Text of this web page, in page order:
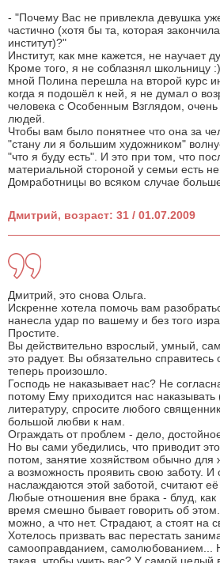
- "Почему Вас не привлекла девушка
частично (хотя бы та, которая
институт)?"
Институт, как мне кажется, не научает
Кроме того, я не соблазнял школьницу
мной Полина перешла на второй курс
когда я подошёл к ней, я не думал о
человека с Особенным Взглядом, очень
людей.
Чтобы вам было понятнее что она за
"стану ли я большим художником"
"что я буду есть". И это при том, что
материальной стороной у семьи есть
Домработницы во всяком случае
Дмитрий, возраст: 31 / 01.07.2009
Дмитрий, это снова Ольга.
Искренне хотела помочь вам
нанесла удар по вашему и без того
Простите.
Вы действительно взрослый, умный,
это радует. Вы обязательно справитесь
теперь произошло.
Господь не наказывает нас? Не
потому Ему приходится нас наказывать
литературу, спросите любого
большой любви к нам.
Ограждать от проблем - дело,
Но вы сами убедились, что приводит
потом, занятие хозяйством обычно
а возможность проявить свою заботу.
наслаждаются этой заботой, считают
Любые отношения вне брака - блуд, как
время смешно бывает говорить об
можно, а что нет. Страдают, а стоят на
Хотелось призвать вас перестать
самооправданием, самолюбованием...